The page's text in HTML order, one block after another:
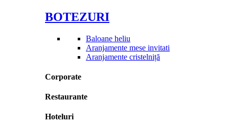
BOTEZURI
Baloane heliu
Aranjamente mese invitati
Aranjamente cristelniță
Corporate
Restaurante
Hoteluri